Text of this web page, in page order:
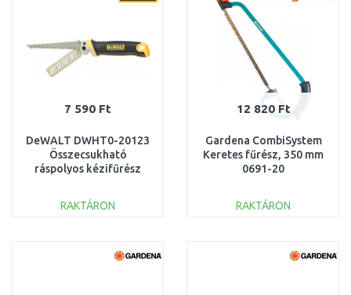
7 590 Ft
DeWALT DWHT0-20123
Összecsukható
ráspolyos kézifűrész
RAKTÁRON
Összehasonlítás
12 820 Ft
Gardena CombiSystem
Keretes fűrész, 350 mm
0691-20
RAKTÁRON
Összehasonlítás